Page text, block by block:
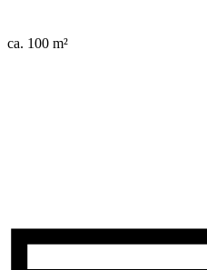
ca. 100 m²